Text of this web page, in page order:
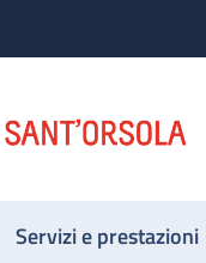
Servizi e prestazioni